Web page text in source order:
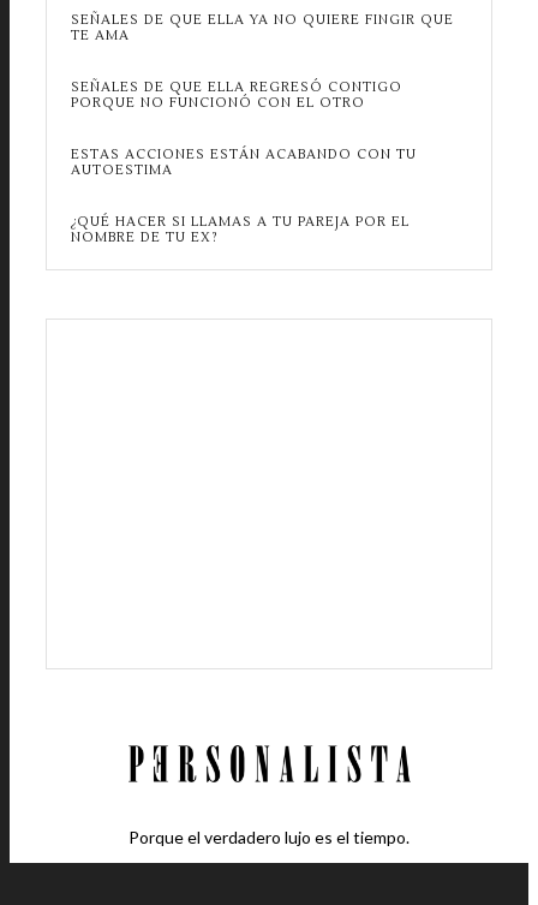
SEÑALES DE QUE ELLA YA NO QUIERE FINGIR QUE
TE AMA
SEÑALES DE QUE ELLA REGRESÓ CONTIGO
PORQUE NO FUNCIONÓ CON EL OTRO
ESTAS ACCIONES ESTÁN ACABANDO CON TU
AUTOESTIMA
¿QUÉ HACER SI LLAMAS A TU PAREJA POR EL
NOMBRE DE TU EX?
Porque el verdadero lujo es el tiempo.